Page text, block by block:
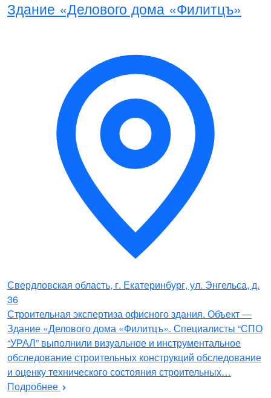
Здание «Делового дома «Филитцъ»
Свердловская область, г. Екатеринбург, ул. Энгельса, д.
36
Строительная экспертиза офисного здания. Объект —
Здание «Делового дома «Филитцъ». Специалисты “СПО
“УРАЛ” выполнили визуальное и инструментальное
обследование строительных конструкций обследование
и оценку технического состояния строительных…
Подробнее